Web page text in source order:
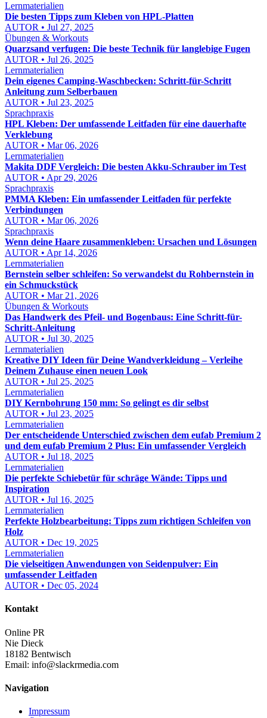
Lernmaterialien
Die besten Tipps zum Kleben von HPL-Platten
AUTOR • Jul 27, 2025
Übungen & Workouts
Quarzsand verfugen: Die beste Technik für langlebige Fugen
AUTOR • Jul 26, 2025
Lernmaterialien
Dein eigenes Camping-Waschbecken: Schritt-für-Schritt
Anleitung zum Selberbauen
AUTOR • Jul 23, 2025
Sprachpraxis
HPL Kleben: Der umfassende Leitfaden für eine dauerhafte
Verklebung
AUTOR • Mar 06, 2026
Lernmaterialien
Makita DDF Vergleich: Die besten Akku-Schrauber im Test
AUTOR • Apr 29, 2026
Sprachpraxis
PMMA Kleben: Ein umfassender Leitfaden für perfekte
Verbindungen
AUTOR • Mar 06, 2026
Sprachpraxis
Wenn deine Haare zusammenkleben: Ursachen und Lösungen
AUTOR • Apr 14, 2026
Lernmaterialien
Bernstein selber schleifen: So verwandelst du Rohbernstein in
ein Schmuckstück
AUTOR • Mar 21, 2026
Übungen & Workouts
Das Handwerk des Pfeil- und Bogenbaus: Eine Schritt-für-
Schritt-Anleitung
AUTOR • Jul 30, 2025
Lernmaterialien
Kreative DIY Ideen für Deine Wandverkleidung – Verleihe
Deinem Zuhause einen neuen Look
AUTOR • Jul 25, 2025
Lernmaterialien
DIY Kernbohrung 150 mm: So gelingt es dir selbst
AUTOR • Jul 23, 2025
Lernmaterialien
Der entscheidende Unterschied zwischen dem eufab Premium 2
und dem eufab Premium 2 Plus: Ein umfassender Vergleich
AUTOR • Jul 18, 2025
Lernmaterialien
Die perfekte Schiebetür für schräge Wände: Tipps und
Inspiration
AUTOR • Jul 16, 2025
Lernmaterialien
Perfekte Holzbearbeitung: Tipps zum richtigen Schleifen von
Holz
AUTOR • Dec 19, 2025
Lernmaterialien
Die vielseitigen Anwendungen von Seidenpulver: Ein
umfassender Leitfaden
AUTOR • Dec 05, 2024
Kontakt
Online PR
Nie Dieck
18182 Bentwisch
Email: info@slackrmedia.com
Navigation
Impressum